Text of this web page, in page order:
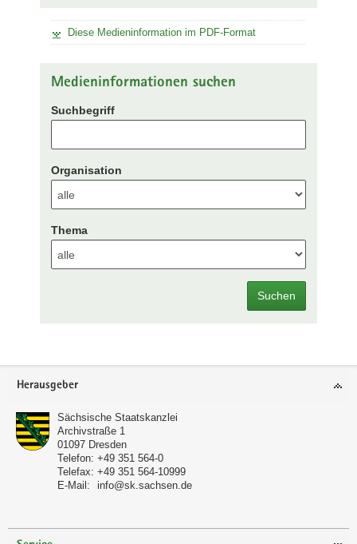
Diese Medieninformation im PDF-Format
Medieninformationen suchen
Suchbegriff
Organisation
Thema
Suchen
Footer-
Herausgeber
Sächsische Staatskanzlei
Archivstraße 1
01097 Dresden
Telefon: +49 351 564-0
Telefax: +49 351 564-10999
E-Mail:
info@sk.sachsen.de